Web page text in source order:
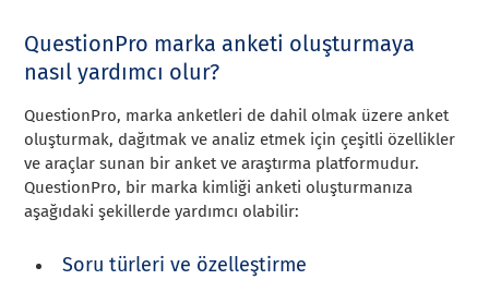
QuestionPro marka anketi oluşturmaya
nasıl yardımcı olur?
QuestionPro, marka anketleri de dahil olmak üzere anket
oluşturmak, dağıtmak ve analiz etmek için çeşitli özellikler
ve araçlar sunan bir anket ve araştırma platformudur.
QuestionPro, bir marka kimliği anketi oluşturmanıza
aşağıdaki şekillerde yardımcı olabilir:
Soru türleri ve özelleştirme